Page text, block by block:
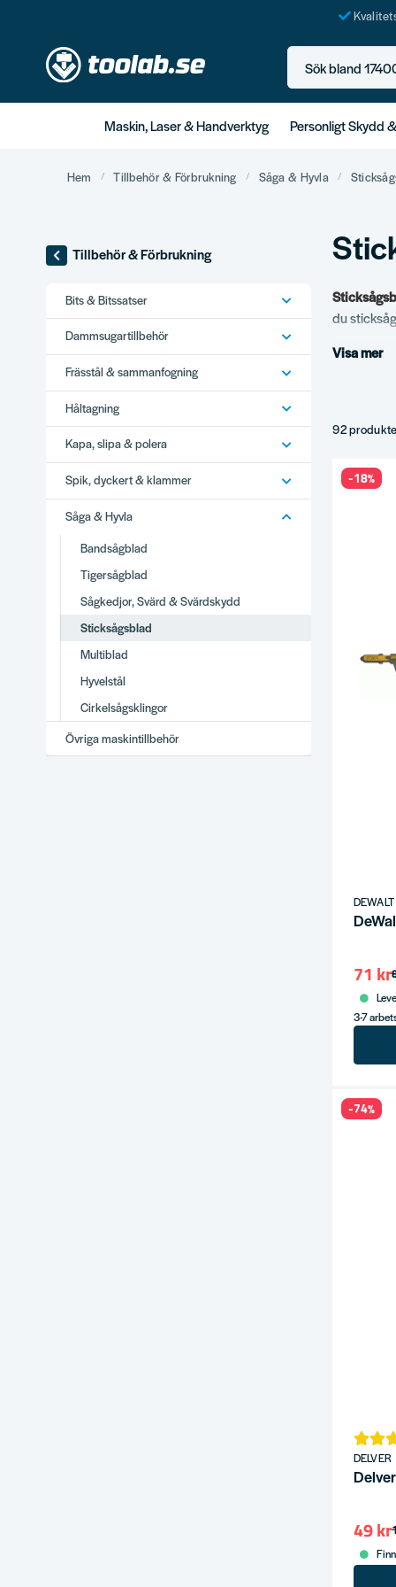
Sök bland 17400+
Maskin, Laser & Handverktyg Personligt Skydd
Hem Tillbehör & Förbrukning Såga & Hyvla
Tillbehör & Förbrukning
Bits & Bitssatser
Dammsugartillbehör
Frässtål & sammanfogning
Håltagning
Kapa, slipa & polera
Spik, dyckert & klammer
Såga & Hyvla
Bandsågblad
Tigersågblad
Sågkedjor, Svärd & Svärdskydd
Sticksågsblad
Multiblad
Hyvelstål
Cirkelsågsklingor
Övriga maskintillbehör
du
Vårt
Tips
Vi
Visa mer
92
71 kr
3-7
-18%
DELVER
49 kr
-74%